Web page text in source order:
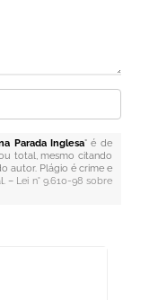
Parada Inglesa" é de
total, mesmo citando
autor. Plágio é crime e
– Lei n° 9.610-98 sobre